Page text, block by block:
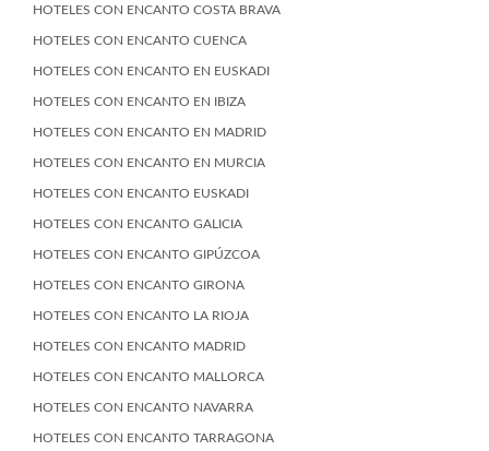
HOTELES CON ENCANTO COSTA BRAVA
HOTELES CON ENCANTO CUENCA
HOTELES CON ENCANTO EN EUSKADI
HOTELES CON ENCANTO EN IBIZA
HOTELES CON ENCANTO EN MADRID
HOTELES CON ENCANTO EN MURCIA
HOTELES CON ENCANTO EUSKADI
HOTELES CON ENCANTO GALICIA
HOTELES CON ENCANTO GIPÚZCOA
HOTELES CON ENCANTO GIRONA
HOTELES CON ENCANTO LA RIOJA
HOTELES CON ENCANTO MADRID
HOTELES CON ENCANTO MALLORCA
HOTELES CON ENCANTO NAVARRA
HOTELES CON ENCANTO TARRAGONA